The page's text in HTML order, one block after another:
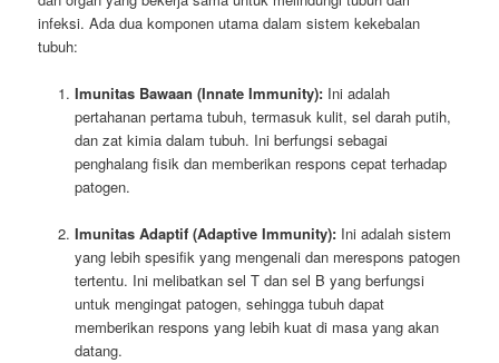
infeksi. Ada dua komponen utama dalam sistem kekebalan
tubuh:
Imunitas Bawaan (Innate Immunity):Ini adalah
pertahanan pertama tubuh, termasuk kulit, sel darah putih,
dan zat kimia dalam tubuh. Ini berfungsi sebagai
penghalang fisik dan memberikan respons cepat terhadap
patogen.
Imunitas Adaptif (Adaptive Immunity):Ini adalah sistem
yang lebih spesifik yang mengenali dan merespons patogen
tertentu. Ini melibatkan sel T dan sel B yang berfungsi
untuk mengingat patogen, sehingga tubuh dapat
memberikan respons yang lebih kuat di masa yang akan
datang.